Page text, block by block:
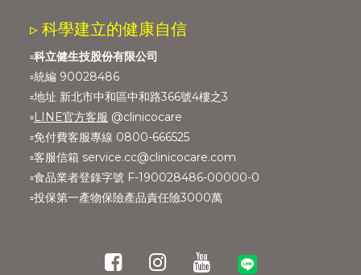
▹ 科學建立的健康自信
▫️科立健生技股份有限公司
▫️統編 90028486
▫️地址 新北市中和區中和路366號4樓之3
▫️LINE官方客服 @clinicocare
▫️免付費客服專線 0800-666525
▫️客服信箱 service.cc@clinicocare.com
▫️食品業者登錄字號 F-190028486-00000-0
▫️投保第一產物保險產品責任險3000萬